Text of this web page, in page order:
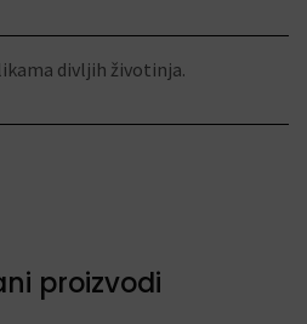
divljih životinja.
proizvodi